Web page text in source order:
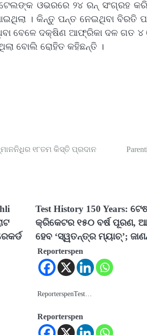
ଓଭରରେ ୨୪ ରନ୍ ସଂଗ୍ରହ
। କିନ୍ତୁ ପନ୍ତ ନେଇଥିବା ବିରତି
ବେଳେ ଦକ୍ଷିଣ ଆଫ୍ରିକା ଦଳ ଗତ ୪
ବୋଲି ରୋହିତ କହିଛନ୍ତି ।
୧୮ତମ କିସ୍ତି ପ୍ରଦାନ
Test History 150 Years:
କ୍ରିକେଟର ୧୫୦ ବର୍ଷ ପୂରଣ,
ହେବ ‘ସ୍ୱତନ୍ତ୍ର ମ୍ୟାଚ୍’;
Reporterspen
ReporterspenTest…
Reporterspen